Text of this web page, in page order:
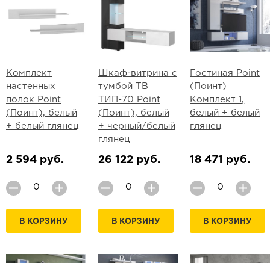
Комплект
настенных
полок Point
(Поинт), белый
+ белый глянец
2 594 руб.
В КОРЗИНУ
Шкаф-витрина с
тумбой ТВ
ТИП-70 Point
(Поинт), белый
+ черный/белый
глянец
26 122 руб.
В КОРЗИНУ
Гостиная Point
(Поинт)
Комплект 1,
белый + белый
глянец
18 471 руб.
В КОРЗИНУ